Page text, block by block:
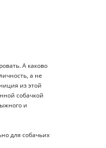
А каково
а не
из этой
собачкой
и
для собачьих